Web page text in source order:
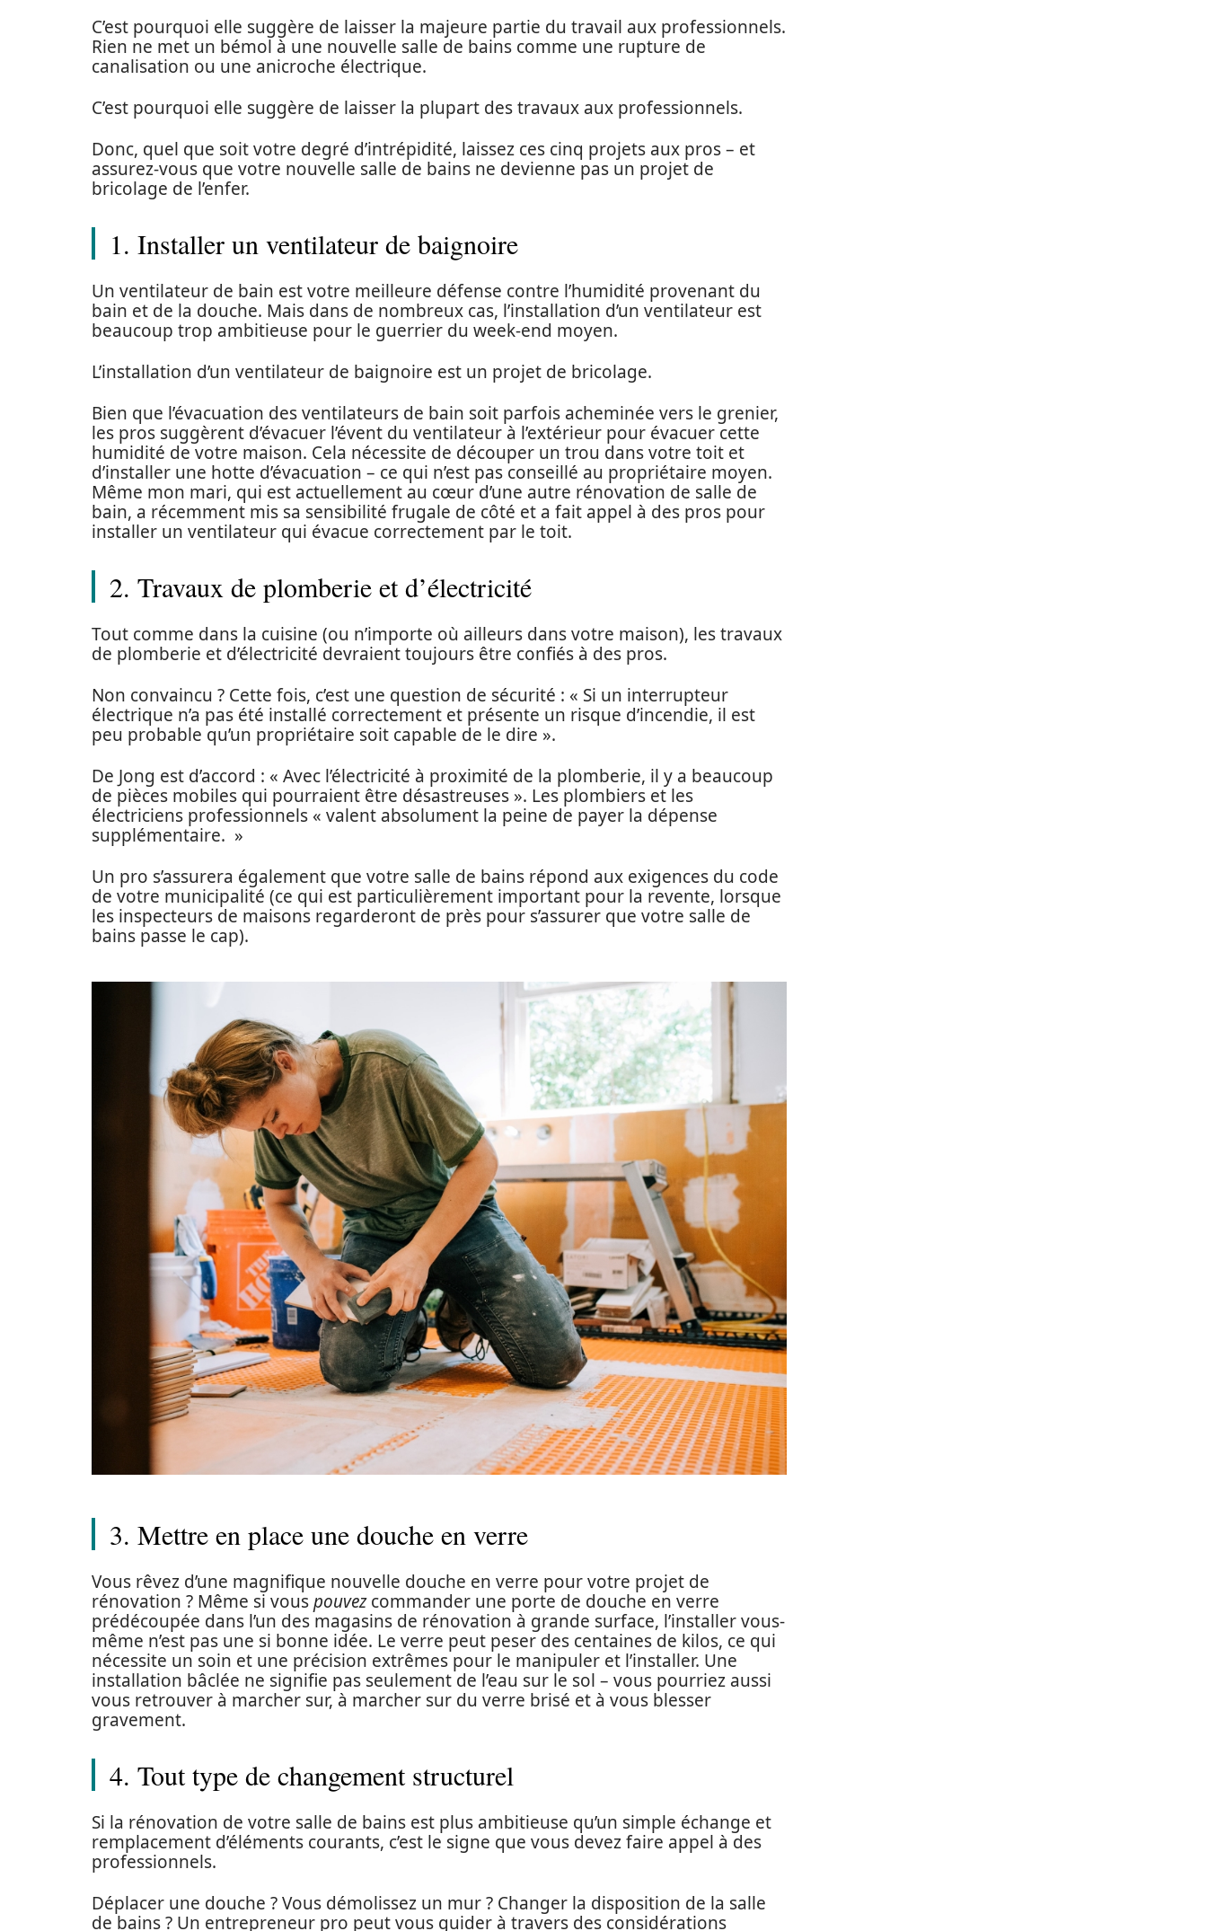
C’est pourquoi elle suggère de laisser la majeure partie du travail aux professionnels.
Rien ne met un bémol à une nouvelle salle de bains comme une rupture de
canalisation ou une anicroche électrique.
C’est pourquoi elle suggère de laisser la plupart des travaux aux professionnels.
Donc, quel que soit votre degré d’intrépidité, laissez ces cinq projets aux pros – et
assurez-vous que votre nouvelle salle de bains ne devienne pas un projet de
bricolage de l’enfer.
1. Installer un ventilateur de baignoire
Un ventilateur de bain est votre meilleure défense contre l’humidité provenant du
bain et de la douche. Mais dans de nombreux cas, l’installation d’un ventilateur est
beaucoup trop ambitieuse pour le guerrier du week-end moyen.
L’installation d’un ventilateur de baignoire est un projet de bricolage.
Bien que l’évacuation des ventilateurs de bain soit parfois acheminée vers le grenier,
les pros suggèrent d’évacuer l’évent du ventilateur à l’extérieur pour évacuer cette
humidité de votre maison. Cela nécessite de découper un trou dans votre toit et
d’installer une hotte d’évacuation – ce qui n’est pas conseillé au propriétaire moyen.
Même mon mari, qui est actuellement au cœur d’une autre rénovation de salle de
bain, a récemment mis sa sensibilité frugale de côté et a fait appel à des pros pour
installer un ventilateur qui évacue correctement par le toit.
2. Travaux de plomberie et d’électricité
Tout comme dans la cuisine (ou n’importe où ailleurs dans votre maison), les travaux
de plomberie et d’électricité devraient toujours être confiés à des pros.
Non convaincu ? Cette fois, c’est une question de sécurité : « Si un interrupteur
électrique n’a pas été installé correctement et présente un risque d’incendie, il est
peu probable qu’un propriétaire soit capable de le dire ».
De Jong est d’accord : « Avec l’électricité à proximité de la plomberie, il y a beaucoup
de pièces mobiles qui pourraient être désastreuses ». Les plombiers et les
électriciens professionnels « valent absolument la peine de payer la dépense
supplémentaire. »
Un pro s’assurera également que votre salle de bains répond aux exigences du code
de votre municipalité (ce qui est particulièrement important pour la revente, lorsque
les inspecteurs de maisons regarderont de près pour s’assurer que votre salle de
bains passe le cap).
3. Mettre en place une douche en verre
Vous rêvez d’une magnifique nouvelle douche en verre pour votre projet de
rénovation ? Même si vouspouvezcommander une porte de douche en verre
prédécoupée dans l’un des magasins de rénovation à grande surface, l’installer vous-
même n’est pas une si bonne idée. Le verre peut peser des centaines de kilos, ce qui
nécessite un soin et une précision extrêmes pour le manipuler et l’installer. Une
installation bâclée ne signifie pas seulement de l’eau sur le sol – vous pourriez aussi
vous retrouver à marcher sur, à marcher sur du verre brisé et à vous blesser
gravement.
4. Tout type de changement structurel
Si la rénovation de votre salle de bains est plus ambitieuse qu’un simple échange et
remplacement d’éléments courants, c’est le signe que vous devez faire appel à des
professionnels.
Déplacer une douche ? Vous démolissez un mur ? Changer la disposition de la salle
de bains ? Un entrepreneur pro peut vous guider à travers des considérations